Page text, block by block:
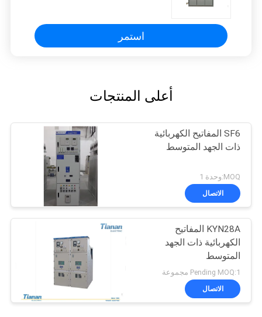
استمر
أعلى المنتجات
SF6 المفاتيح الكهربائية
ذات الجهد المتوسط
MOQ:وحدة 1
الاتصال
KYN28A المفاتيح
الكهربائية ذات الجهد
المتوسط
Pending MOQ:1 مجموعة
الاتصال